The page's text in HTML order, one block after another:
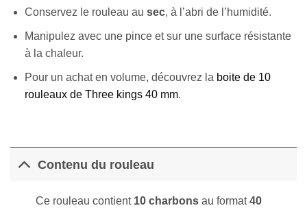
Conservez le rouleau au sec, à l’abri de l’humidité.
Manipulez avec une pince et sur une surface résistante
à la chaleur.
Pour un achat en volume, découvrez la boite de 10
rouleaux de Three kings 40 mm.
Contenu du rouleau
Ce rouleau contient 10 charbonsau format40